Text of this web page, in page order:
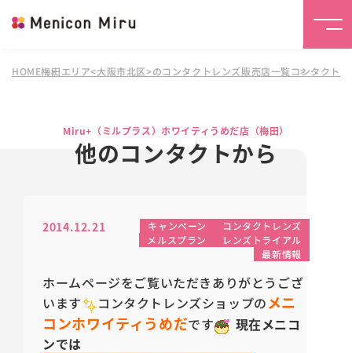
HOME梅田エリア<大阪市北区>のコンタクトレンズ販売店一覧コンタクト
Miru+（ミルプラス）ホワイティうめだ店（梅田）
他のコンタクトから
2014.12.21 キャンペーン
コンタクトレンズ
メルスプラン
レンズトライアル
最新情報
ホームページをご覧いただきありがとうござ
います
コンタクトレンズショップのメニ
コンホワイティうめだです
現在メニコ
ンでは